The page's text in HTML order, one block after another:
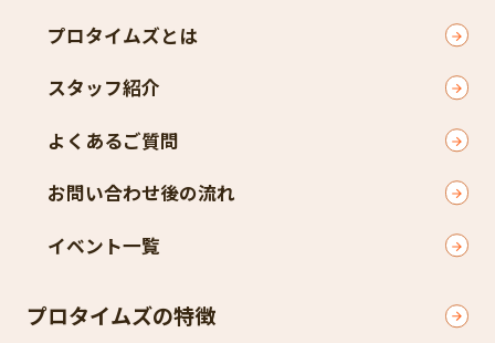
プロタイムズとは
スタッフ紹介
よくあるご質問
お問い合わせ後の流れ
イベント一覧
プロタイムズの特徴